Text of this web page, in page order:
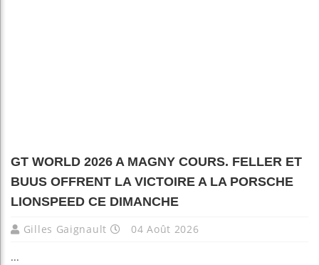
GT WORLD 2026 A MAGNY COURS. FELLER ET
BUUS OFFRENT LA VICTOIRE A LA PORSCHE
LIONSPEED CE DIMANCHE
Gilles Gaignault 04 Août 2026
...